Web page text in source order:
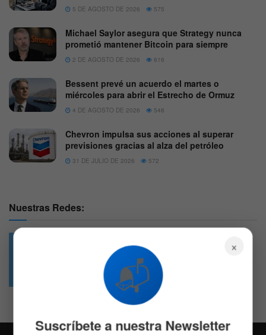
5 DE AGOSTO DE 2026 575
Michael Saylor asegura que Strategy nunca
prometió mantener Bitcoin para siempre
2 DE AGOSTO DE 2026 616
Bessent prevé un acuerdo el martes o
miércoles para abrir el Estrecho de Ormuz
4 DE AGOSTO DE 2026 548
Chevron impulsa sus acciones al superar
previsiones gracias al alza del petróleo
31 DE JULIO DE 2026 572
Nuestras Redes:
4.7k
Followers
×
📬
Suscríbete a nuestra Newsletter